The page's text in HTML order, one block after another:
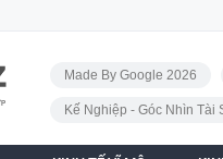
Made By Google 2026
Kế Nghiệp - Góc Nhìn Tài